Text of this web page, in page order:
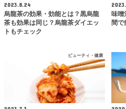
2023.8.24
烏龍茶の効果・効能とは？黒烏龍
茶も効果は同じ？烏龍茶ダイエッ
トもチェック
味噌
間
ビューティ・健康